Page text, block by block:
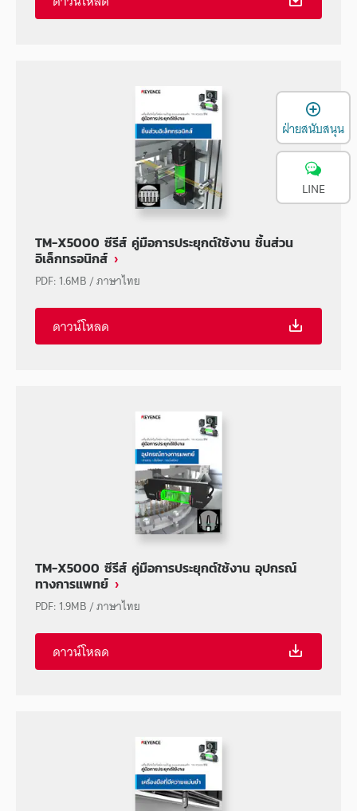
TM-X5000 ซีรีส์ คู่มือการประยุกต์ใช้งาน ชิ้นส่วน
อิเล็กทรอนิกส์
PDF: 1.6MB/ภาษาไทย
ดาวน์โหลด
TM-X5000 ซีรีส์ คู่มือการประยุกต์ใช้งาน อุปกรณ์
ทางการแพทย์
PDF: 1.9MB/ภาษาไทย
ดาวน์โหลด
ฝ่ายสนับสนุน
LINE